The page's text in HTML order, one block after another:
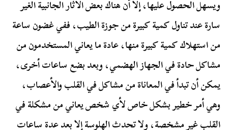
ويسهل الحصول عليها، إلا أن هناك بعض الآثار الجانبية الغير
سارة عند تناول كمية كبيرة من جوزة الطيب، ففي غضون ساعة
من استهلاك كمية كبيرة منها، عادة ما يعاني المستخدمون من
مشاكل حادة في الجهاز الهضمي، وبعد بضع ساعات أخرى،
يمكن أن تبدأ في المعاناة من مشاكل في القلب والأعصاب،
وهي أمر خطير بشكل خاص لأي شخص يعاني من مشكلة في
القلب غير مشخصة، ولا تحدث الهلوسة إلا بعد عدة ساعات